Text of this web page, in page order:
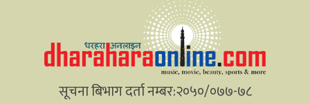
सूचना बिभाग दर्ता नम्बर:२०५०/०७७-७८